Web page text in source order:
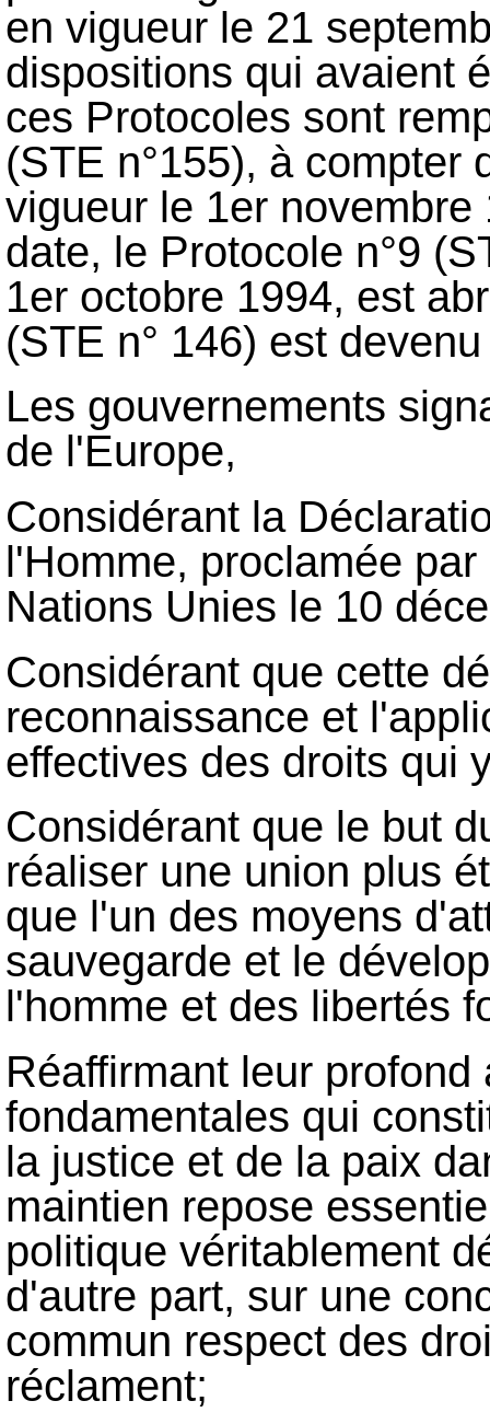
en vigueur le 21
dispositions qui avaient
ces Protocoles sont
(STE n°155), à compter
vigueur le 1er
date, le Protocole n°9
1er octobre 1994, est
(STE n° 146) est
Les gouvernements
de l'Europe,
Considérant la
l'Homme, proclamée
Nations Unies le 10
Considérant que cette
reconnaissance et
effectives des droits qui
Considérant que le but
réaliser une union plus
que l'un des moyens
sauvegarde et le
l'homme et des libertés
Réaffirmant leur
fondamentales qui
la justice et de la paix
maintien repose
politique véritablement
d'autre part, sur une
commun respect des
réclament;